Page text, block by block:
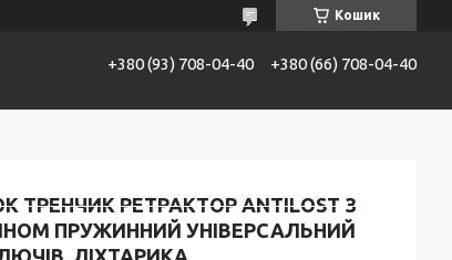
Кошик
+380 (93) 708-04-40 +380 (66) 708-04-40
ТРЕНЧИК РЕТРАКТОР ANTILOST З
ПРУЖИННИЙ УНІВЕРСАЛЬНИЙ
ЛІХТАРИКА